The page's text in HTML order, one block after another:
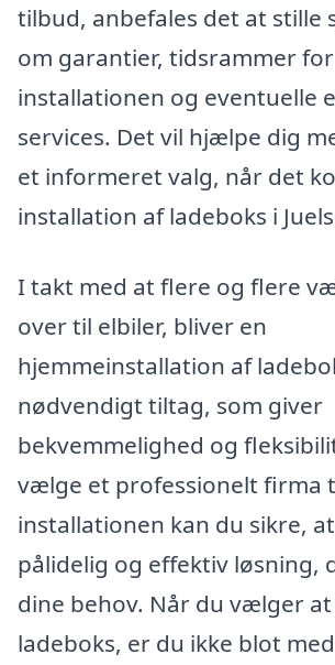
tilbud, anbefales det at stille
om garantier, tidsrammer for
installationen og eventuelle
services. Det vil hjælpe dig
et informeret valg, når det
installation af ladeboks i
I takt med at flere og flere
over til elbiler, bliver en
hjemmeinstallation af
nødvendigt tiltag, som giver
bekvemmelighed og
vælge et professionelt firma
installationen kan du sikre,
pålidelig og effektiv løsning,
dine behov. Når du vælger
ladeboks, er du ikke blot